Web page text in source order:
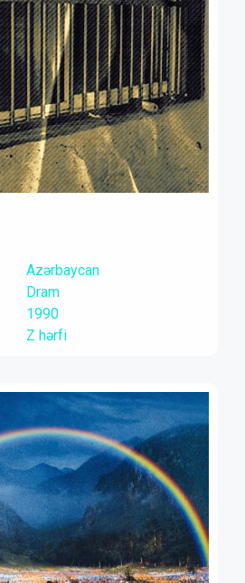
Azərbaycan
Dram
1990
Z hərfi